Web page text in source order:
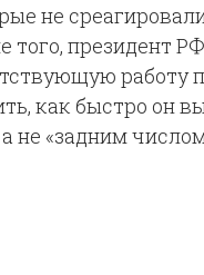
не
президент
работу
как быстро он
не «задним